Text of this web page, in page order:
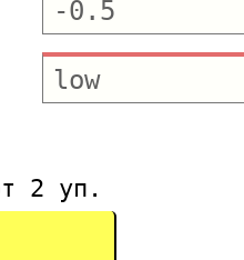
2 уп.